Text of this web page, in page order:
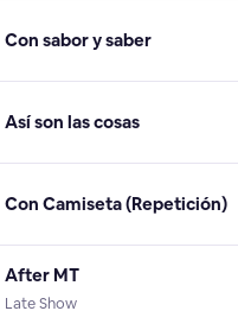
Con sabor y saber
Así son las cosas
Con Camiseta (Repetición)
After MT
Late Show